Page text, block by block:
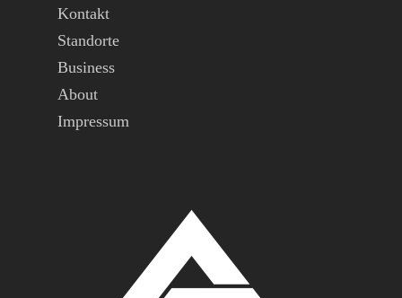
Kontakt
Standorte
Business
About
Impressum